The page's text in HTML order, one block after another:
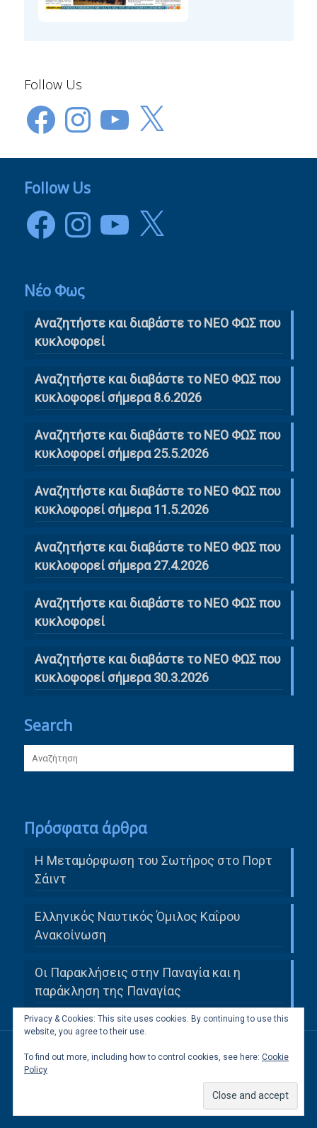
Follow Us
FacebookInstagramYouTube
X
Follow Us
FacebookInstagramYouTube
X
Νέο Φως
Αναζητήστε και διαβάστε το NΕΟ ΦΩΣ που
κυκλοφορεί
Αναζητήστε και διαβάστε το ΝΕΟ ΦΩΣ που
κυκλοφορεί σήμερα 8.6.2026
Αναζητήστε και διαβάστε το ΝΕΟ ΦΩΣ που
κυκλοφορεί σήμερα 25.5.2026
Αναζητήστε και διαβάστε το ΝΕΟ ΦΩΣ που
κυκλοφορεί σήμερα 11.5.2026
Αναζητήστε και διαβάστε το ΝΕΟ ΦΩΣ που
κυκλοφορεί σήμερα 27.4.2026
Αναζητήστε και διαβάστε το ΝΕΟ ΦΩΣ που
κυκλοφορεί
Αναζητήστε και διαβάστε το ΝΕΟ ΦΩΣ που
κυκλοφορεί σήμερα 30.3.2026
Search
Πρόσφατα άρθρα
Η Μεταμόρφωση του Σωτήρος στο Πορτ
Σάιντ
Ελληνικός Ναυτικός Όμιλος Καΐρου
Ανακοίνωση
Οι Παρακλήσεις στην Παναγία και η
παράκληση της Παναγίας
All Rights Reserved to Ελληνική Κοινότητα
Privacy & Cookies: This site uses cookies. By continuing to use this
website, you agree to their use.
To find out more, including how to control cookies, see here: Cookie
Policy